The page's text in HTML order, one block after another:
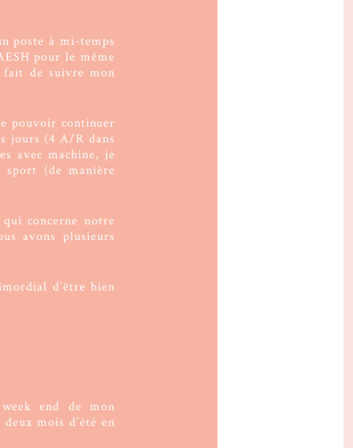
poste à mi-temps
pour le même
fait de suivre mon
pouvoir continuer
jours (4 A/R dans
avec machine, je
(de manière
concerne notre
avons plusieurs
d’être bien
end de mon
mois d’été en